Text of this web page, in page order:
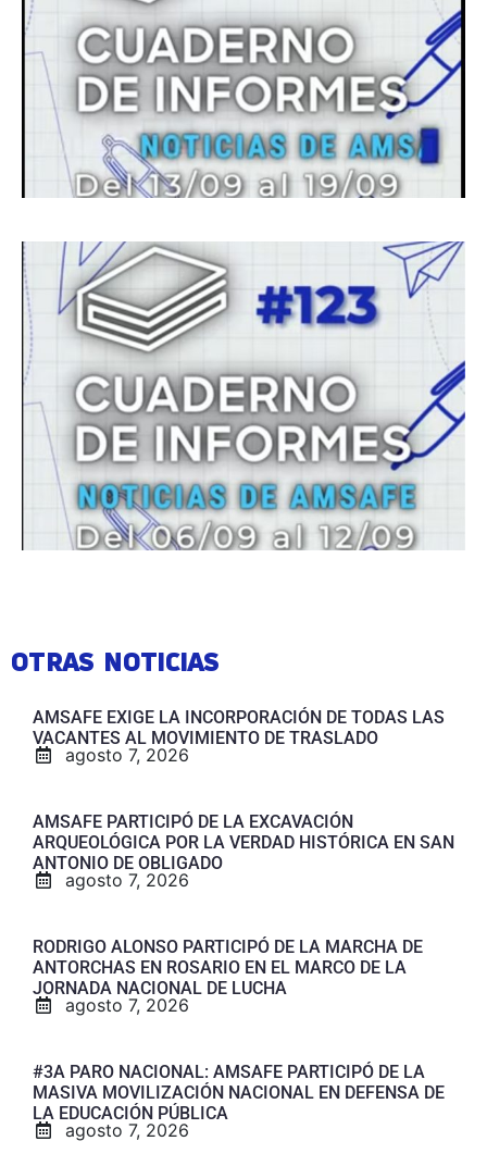
OTRAS NOTICIAS
AMSAFE EXIGE LA INCORPORACIÓN DE TODAS LAS
VACANTES AL MOVIMIENTO DE TRASLADO
agosto 7, 2026
AMSAFE PARTICIPÓ DE LA EXCAVACIÓN
ARQUEOLÓGICA POR LA VERDAD HISTÓRICA EN SAN
ANTONIO DE OBLIGADO
agosto 7, 2026
RODRIGO ALONSO PARTICIPÓ DE LA MARCHA DE
ANTORCHAS EN ROSARIO EN EL MARCO DE LA
JORNADA NACIONAL DE LUCHA
agosto 7, 2026
#3A PARO NACIONAL: AMSAFE PARTICIPÓ DE LA
MASIVA MOVILIZACIÓN NACIONAL EN DEFENSA DE
LA EDUCACIÓN PÚBLICA
agosto 7, 2026